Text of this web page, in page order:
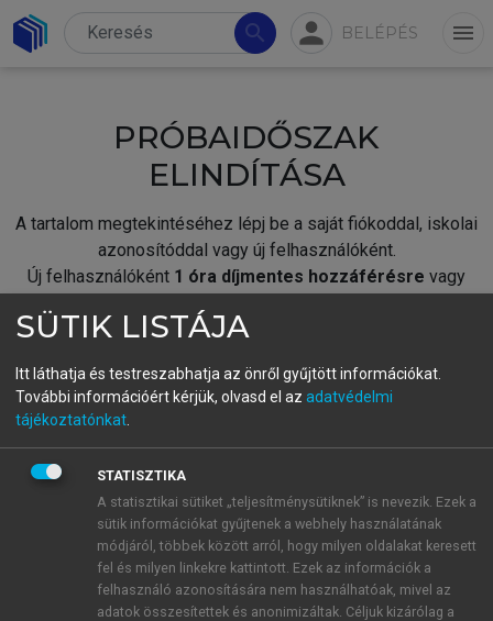
search person BELÉPÉS menu
PRÓBAIDŐSZAK
ELINDÍTÁSA
A tartalom megtekintéséhez lépj be a saját fiókoddal, iskolai
azonosítóddal vagy új felhasználóként.
Új felhasználóként 1 óra díjmentes hozzáférésre vagy
fiókoddal,vagy hozz létre új fiókot.
A regisztráció után apróbaidőszakautomatikusan
BELÉPÉS SAJÁT FIÓKKAL
ÚJ FIÓK LÉTREHOZÁSA
1 óra díjmentes hozzáférés
SÜTIK LISTÁJA
Itt láthatja és testreszabhatja az önről gyűjtött információkat.
További információért kérjük, olvasd el az adatvédelmi
tájékoztatónkat
STATISZTIKA
A statisztikai sütiket „teljesítménysütiknek” is nevezik. Ezek a
sütik információkat gyűjtenek a webhely használatának
módjáról, többek között arról, hogy milyen oldalakat keresett
fel és milyen linkekre kattintott. Ezek az információk a
felhasználó azonosítására nem használhatóak, mivel az
adatok összesítettek és anonimizáltak. Céljuk kizárólag a